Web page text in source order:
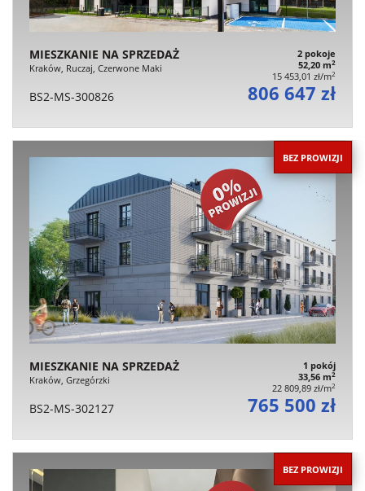
MIESZKANIE NA SPRZEDAŻ
Kraków, Ruczaj, Czerwone Maki
2 pokoje
52,20 m2
15 453,01 zł/m2
BS2-MS-300826 806 647 zł
BEZ PROWIZJI
MIESZKANIE NA SPRZEDAŻ
Kraków, Grzegórzki
1 pokój
33,56 m2
22 809,89 zł/m2
BS2-MS-302127 765 500 zł
BEZ PROWIZJI